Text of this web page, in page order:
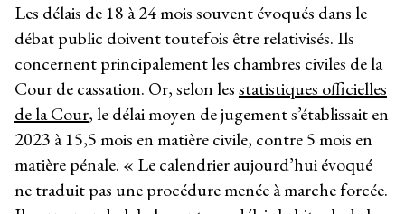
Les délais de 18 à 24 mois souvent évoqués dans le
débat public doivent toutefois être relativisés. Ils
concernent principalement les chambres civiles de la
Cour de cassation. Or, selon lesstatistiques officielles
de la Cour, le délai moyen de jugement s’établissait en
2023 à 15,5 mois en matière civile, contre 5 mois en
matière pénale. « Le calendrier aujourd’hui évoqué
ne traduit pas une procédure menée à marche forcée.